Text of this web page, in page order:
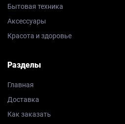
Бытовая техника
Аксессуары
Красота и здоровье
Разделы
Главная
Доставка
Как заказать